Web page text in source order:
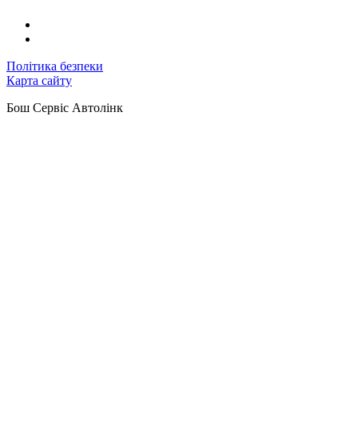
Політика безпеки
Карта сайту
Бош Сервіс Автолінк